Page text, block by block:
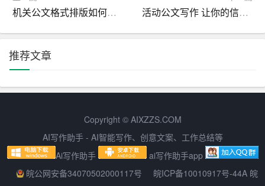
– 微控制器编程与接口技术研究
– 无线通信技术在智能家居中的应用
– 节能型机电设备的设计与优化
– 太阳能热水器的自动控制技术研究
– 工业废气处理设备的设计与性能分析
机关公文格式排版如何制作规范的文件 活动公文写作 让你的信息更加清晰和流畅
推荐文章
Copyright © AIXZZS.COM
AI写作助手 - AI智能写作、创意文案、工作总结等
Ai写作助手
ai写作助手app
皖公网安备34070502000117号
皖ICP备10010917号-44A 皖